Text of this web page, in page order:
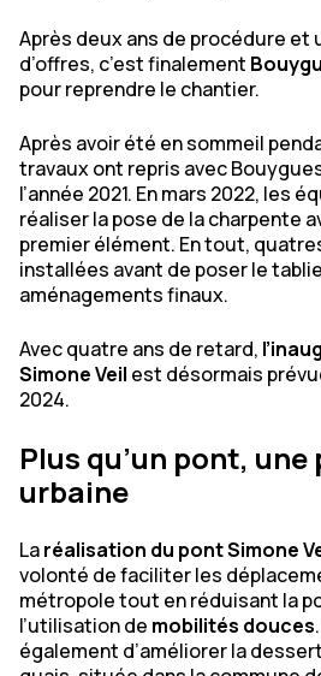
Après deux ans de procédure et
d’offres, c’est finalement
pour reprendre le chantier.
Après avoir été en sommeil
travaux ont repris avec
l’année 2021. En mars 2022, les
réaliser la pose de la charpente
premier élément. En tout,
installées avant de poser le
aménagements finaux.
Avec quatre ans de retard,
Simone Veil est désormais
2024.
Plus qu’un pont,
urbaine
Laréalisation du pont Simone
volonté de faciliter les
métropole tout en réduisant la
l’utilisation de mobilités douces
également d’améliorer la